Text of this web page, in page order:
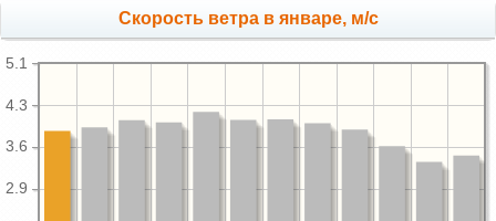
Скорость ветра в январе, м/с
2.9
3.6
4.3
5.1